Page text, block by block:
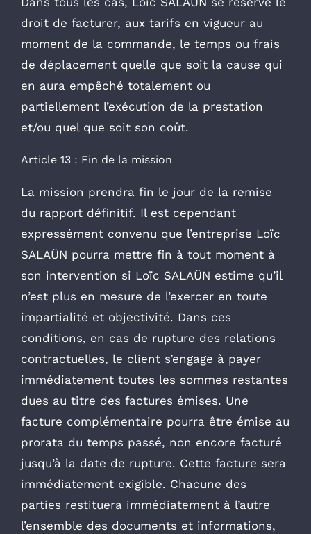
droit de facturer, aux tarifs en vigueur au
moment de la commande, le temps ou frais
de déplacement quelle que soit la cause qui
en aura empêché totalement ou
partiellement l’exécution de la prestation
et/ou quel que soit son coût.
Article 13 : Fin de la mission
La mission prendra fin le jour de la remise
du rapport définitif. Il est cependant
expressément convenu que l’entreprise Loïc
SALAÜN pourra mettre fin à tout moment à
son intervention si Loïc SALAÜN estime qu’il
n’est plus en mesure de l’exercer en toute
impartialité et objectivité. Dans ces
conditions, en cas de rupture des relations
contractuelles, le client s’engage à payer
immédiatement toutes les sommes restantes
dues au titre des factures émises. Une
facture complémentaire pourra être émise au
prorata du temps passé, non encore facturé
jusqu’à la date de rupture. Cette facture sera
immédiatement exigible. Chacune des
parties restituera immédiatement à l’autre
l’ensemble des documents et informations,